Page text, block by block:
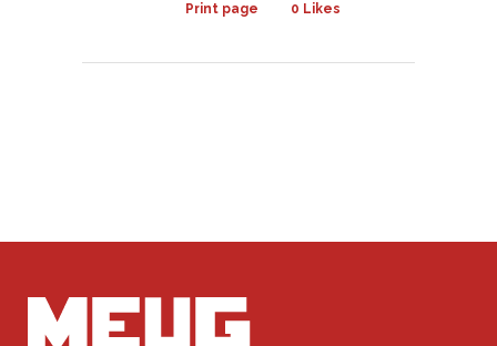
Print page 0 Likes